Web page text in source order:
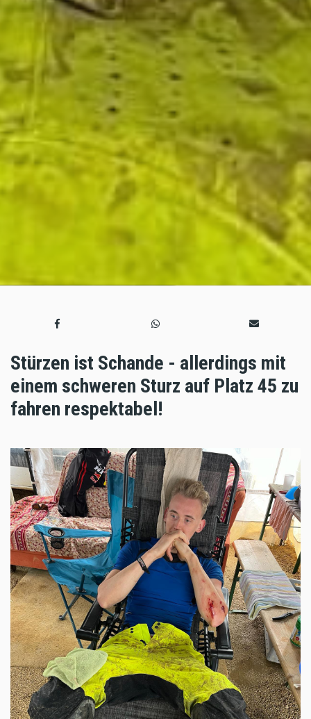
Stürzen ist Schande - allerdings mit
einem schweren Sturz auf Platz 45 zu
fahren respektabel!